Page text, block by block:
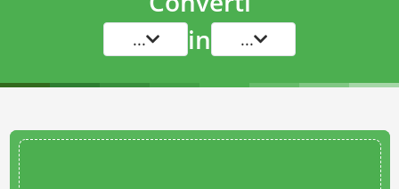
... in ...